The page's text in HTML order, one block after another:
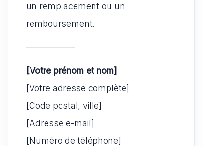
un remplacement ou un
remboursement.
[Votre prénom et nom]
[Votre adresse complète]
[Code postal, ville]
[Adresse e-mail]
[Numéro de téléphone]